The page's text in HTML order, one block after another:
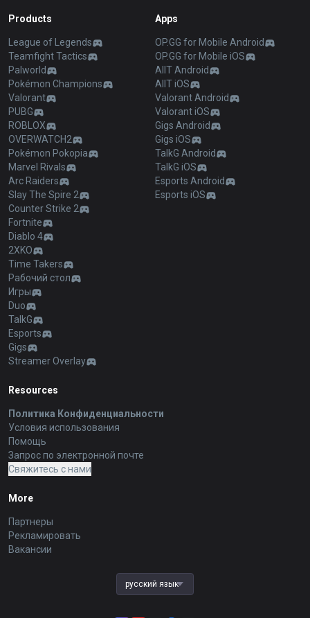
Products
League of Legends
Teamfight Tactics
Palworld
Pokémon Champions
Valorant
PUBG
ROBLOX
OVERWATCH2
Pokémon Pokopia
Marvel Rivals
Arc Raiders
Slay The Spire 2
Counter Strike 2
Fortnite
Diablo 4
2XKO
Time Takers
Рабочий стол
Игры
Duo
TalkG
Esports
Gigs
Streamer Overlay
Apps
OP.GG for Mobile Android
OP.GG for Mobile iOS
AllT Android
AllT iOS
Valorant Android
Valorant iOS
Gigs Android
Gigs iOS
TalkG Android
TalkG iOS
Esports Android
Esports iOS
Resources
Политика Конфиденциальности
Условия использования
Помощь
Запрос по электронной почте
Свяжитесь с нами
More
Партнеры
Рекламировать
Вакансии
русский язык